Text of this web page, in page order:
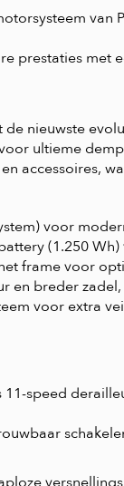
van
prestaties met
nieuwste
ultieme
accessoires,
voor
(1.250
frame voor
en breder
voor extra
11-speed